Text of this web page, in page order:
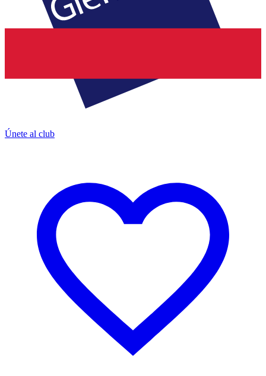
Únete al club